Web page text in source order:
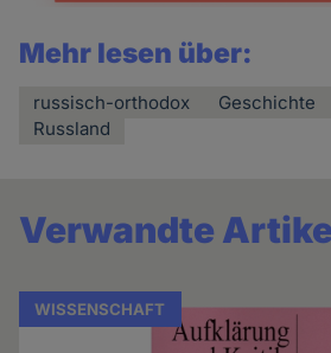
Mehr lesen über:
russisch-orthodox Geschichte
Russland
Verwandte
WISSENSCHAFT